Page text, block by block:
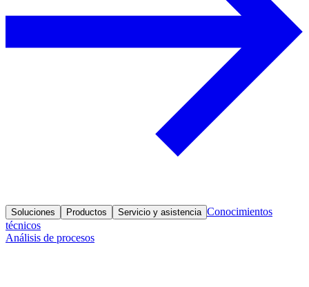
Soluciones Productos Servicio y asistencia Conocimientos
técnicos
Análisis de procesos